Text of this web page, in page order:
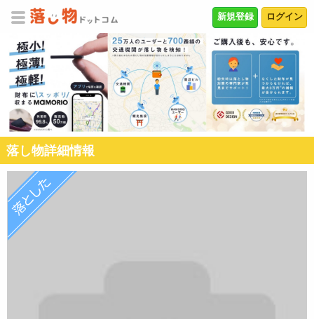
ログイン
新規登録
落し物詳細情報